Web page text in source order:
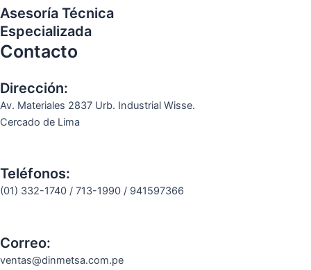
Asesoría Técnica
Especializada
Contacto
Dirección:
Av. Materiales 2837 Urb. Industrial Wisse.
Cercado de Lima
Teléfonos:
(01) 332-1740 / 713-1990 / 941597366
Correo:
ventas@dinmetsa.com.pe